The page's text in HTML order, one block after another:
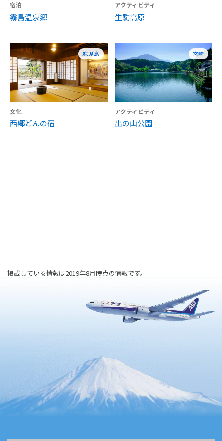
宿泊
霧島温泉郷
アクティビティ
生駒高原
鹿児島
文化
西郷どんの宿
宮崎
アクティビティ
出の山公園
掲載している情報は2019年8月時点の情報です。